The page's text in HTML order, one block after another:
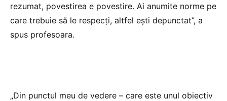
rezumat, povestirea e povestire. Ai anumite norme pe
care trebuie să le respecți, altfel ești depunctat”, a
spus profesoara.
„Din punctul meu de vedere – care este unul obiectiv